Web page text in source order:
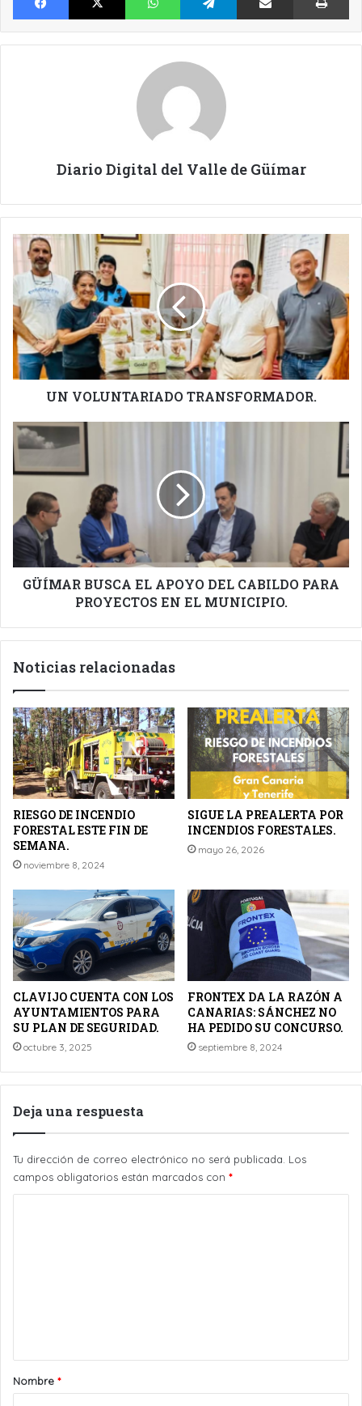
Diario Digital del Valle de Güímar
UN
VOLUNTARIADO
TRANSFORMADOR.
UN VOLUNTARIADO TRANSFORMADOR.
GÜÍMAR
BUSCA
EL
APOYO
DEL
CABILDO
PARA
PROYECTOS
EN
GÜÍMAR BUSCA EL APOYO DEL CABILDO PARA
PROYECTOS EN EL MUNICIPIO.
Noticias relacionadas
RIESGO DE INCENDIO
FORESTAL ESTE FIN DE
SEMANA.
noviembre 8, 2024
SIGUE LA PREALERTA POR
INCENDIOS FORESTALES.
mayo 26, 2026
CLAVIJO CUENTA CON LOS
AYUNTAMIENTOS PARA
SU PLAN DE SEGURIDAD.
octubre 3, 2025
FRONTEX DA LA RAZÓN A
CANARIAS: SÁNCHEZ NO
HA PEDIDO SU CONCURSO.
septiembre 8, 2024
Deja una respuesta
Tu dirección de correo electrónico no será publicada. Los
campos obligatorios están marcados con *
rNombre *